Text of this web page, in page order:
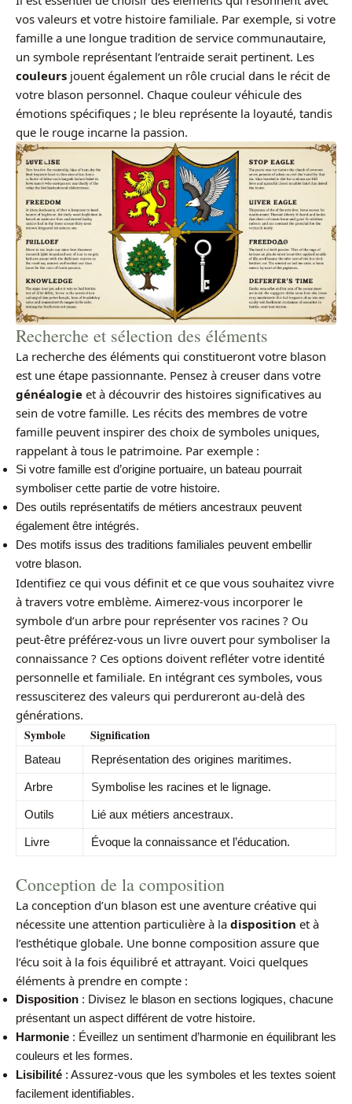
vos valeurs et votre histoire familiale. Par exemple, si votre
famille a une longue tradition de service communautaire,
un symbole représentant l’entraide serait pertinent. Les
couleurs jouent également un rôle crucial dans le récit de
votre blason personnel. Chaque couleur véhicule des
émotions spécifiques ; le bleu représente la loyauté, tandis
que le rouge incarne la passion.
Recherche et sélection des éléments
La recherche des éléments qui constitueront votre blason
est une étape passionnante. Pensez à creuser dans votre
généalogie et à découvrir des histoires significatives au
sein de votre famille. Les récits des membres de votre
famille peuvent inspirer des choix de symboles uniques,
rappelant à tous le patrimoine. Par exemple :
Si votre famille est d’origine portuaire, un bateau pourrait
symboliser cette partie de votre histoire.
Des outils représentatifs de métiers ancestraux peuvent
également être intégrés.
Des motifs issus des traditions familiales peuvent embellir
votre blason.
Identifiez ce qui vous définit et ce que vous souhaitez vivre
à travers votre emblème. Aimerez-vous incorporer le
symbole d’un arbre pour représenter vos racines ? Ou
peut-être préférez-vous un livre ouvert pour symboliser la
connaissance ? Ces options doivent refléter votre identité
personnelle et familiale. En intégrant ces symboles, vous
ressusciterez des valeurs qui perdureront au-delà des
générations.
Symbole Signification
Bateau Représentation des origines maritimes.
Arbre Symbolise les racines et le lignage.
Outils Lié aux métiers ancestraux.
Livre Évoque la connaissance et l’éducation.
Conception de la composition
La conception d’un blason est une aventure créative qui
nécessite une attention particulière à la disposition et à
l’esthétique globale. Une bonne composition assure que
l’écu soit à la fois équilibré et attrayant. Voici quelques
éléments à prendre en compte :
Disposition : Divisez le blason en sections logiques, chacune
présentant un aspect différent de votre histoire.
Harmonie : Éveillez un sentiment d’harmonie en équilibrant les
couleurs et les formes.
Lisibilité : Assurez-vous que les symboles et les textes soient
facilement identifiables.